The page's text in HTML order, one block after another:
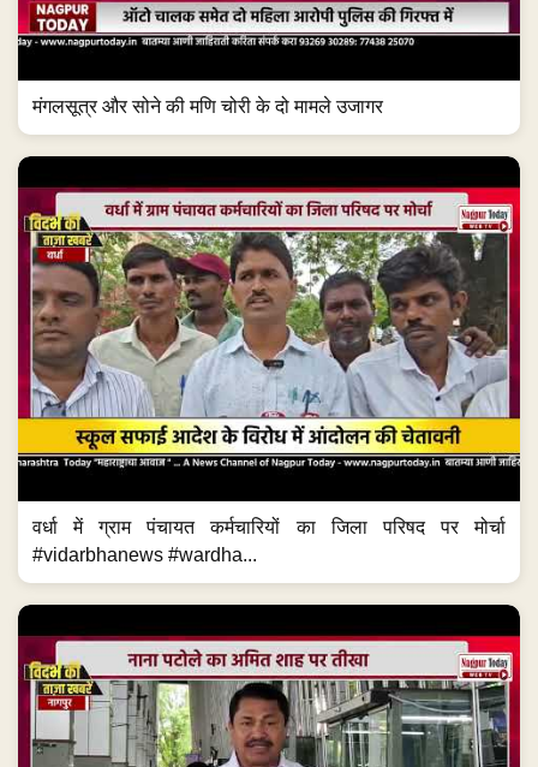
मंगलसूत्र और सोने की मणि चोरी के दो मामले उजागर
वर्धा में ग्राम पंचायत कर्मचारियों का जिला परिषद पर मोर्चा
#vidarbhanews #wardha...